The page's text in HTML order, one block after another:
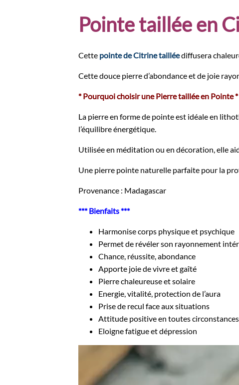
Pointe taillée en
Cette pointe de Citrine tailléediffusera
Cette douce pierre d’abondance et de joie
* Pourquoi choisir une Pierre taillée en Pointe *
La pierre en forme de pointe est idéale en
l’équilibre énergétique.
Utilisée en méditation ou en décoration, elle
Une pierre pointe naturelle parfaite pour la
Provenance : Madagascar
*** Bienfaits ***
Harmonise corps physique et psychique
Permet de révéler son rayonnement
Chance, réussite, abondance
Apporte joie de vivre et gaîté
Pierre chaleureuse et solaire
Energie, vitalité, protection de l’aura
Prise de recul face aux situations
Attitude positive en toutes circonstances
Eloigne fatigue et dépression